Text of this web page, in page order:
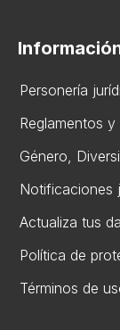
Personería
Reglamentos
Gén​ero,
Notificaciones
Actualiza tus
Política de
Términos de